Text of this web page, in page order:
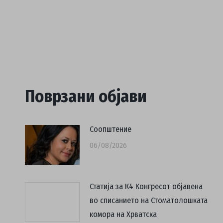
Поврзани објави
Соопштение
06/08/2026
Статија за К4 Конгресот објавена
во списанието на Стоматолошката
комора на Хрватска